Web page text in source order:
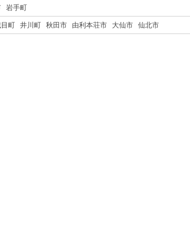
岩手町
町 井川町 秋田市 由利本荘市 大仙市 仙北市